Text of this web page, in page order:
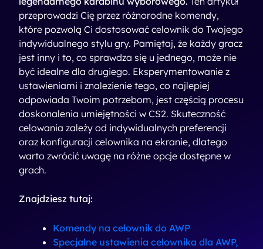
przeprowadzi Cię przez różnorodne komendy,
które pozwolą Ci dostosować celownik do Twojego
indywidualnego stylu gry. Pamiętaj, że każdy gracz
jest inny i to, co sprawdza się u jednego, może nie
być idealne dla drugiego. Eksperymentowanie z
ustawieniami i znalezienie tego, co najlepiej
odpowiada Twoim potrzebom, jest częścią procesu
doskonalenia umiejętności w CS2. Skuteczność
celowania zależy od indywidualnych preferencji
oraz konfiguracji celownika na ekranie, dlatego
warto zwrócić uwagę na różne opcje dostępne w
grach.
Znajdziesz tutaj:
Komendy na celownik do AWP
Specjalne ustawienia celownika dla AWP,